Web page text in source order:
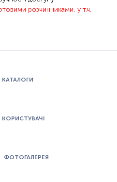
розчинниками, у т.ч.
КАТАЛОГИ
КОРИСТУВАЧІ
ФОТОГАЛЕРЕЯ